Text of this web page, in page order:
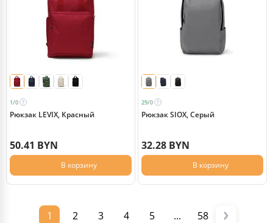
1/0
Рюкзак LEVIX, Красный
50.41 BYN
В корзину
29/0
Рюкзак SIOX, Серый
32.28 BYN
В корзину
1 2 3 4 5 ... 58